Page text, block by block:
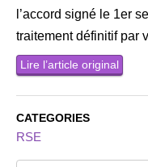
l’accord signé le 1er
traitement définitif par
Lire l’article original
CATEGORIES
RSE